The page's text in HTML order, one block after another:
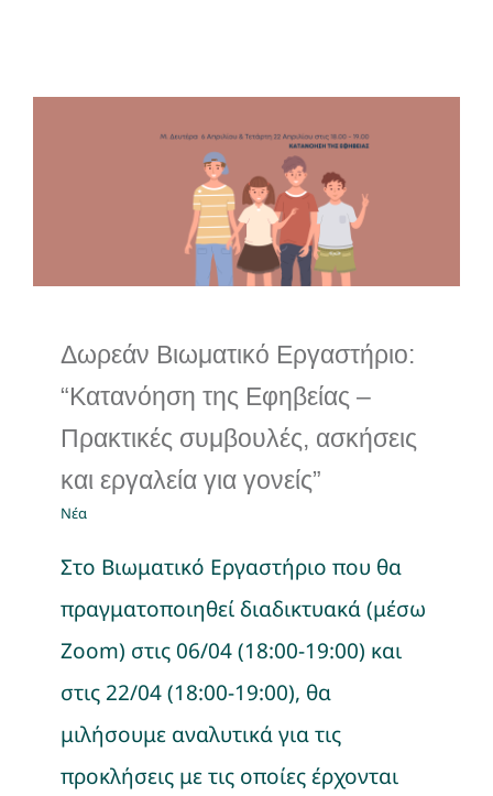
Δωρεάν Βιωματικό
Εργαστήριο: “Κατανόηση
της Εφηβείας – Πρακτικές
συμβουλές, ασκήσεις και
εργαλεία για γονείς”
Νέα
Δωρεάν Βιωματικό Εργαστήριο:
“Κατανόηση της Εφηβείας –
Πρακτικές συμβουλές, ασκήσεις
και εργαλεία για γονείς”
Νέα
Στο Βιωματικό Εργαστήριο που θα
πραγματοποιηθεί διαδικτυακά (μέσω
Zoom) στις 06/04 (18:00-19:00) και
στις 22/04 (18:00-19:00), θα
μιλήσουμε αναλυτικά για τις
προκλήσεις με τις οποίες έρχονται